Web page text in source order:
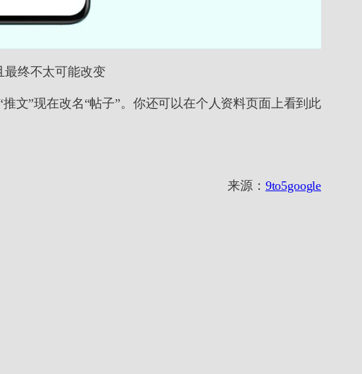
最终不太可能改变
推文”现在改名“帖子”。你还可以在个人资料页面上看到此
来源： 9to5google